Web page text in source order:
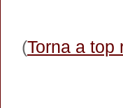
(Torna a top